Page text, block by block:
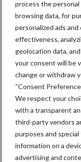
process the personal
browsing data, for
personalized ads
effectiveness,
geolocation data,
your consent will be
change or withdraw
“Consent
We respect your
with a transparent
third-party vendors
purposes and
information on a
advertising and
Primaire
Sidebar
Recent
7 aug